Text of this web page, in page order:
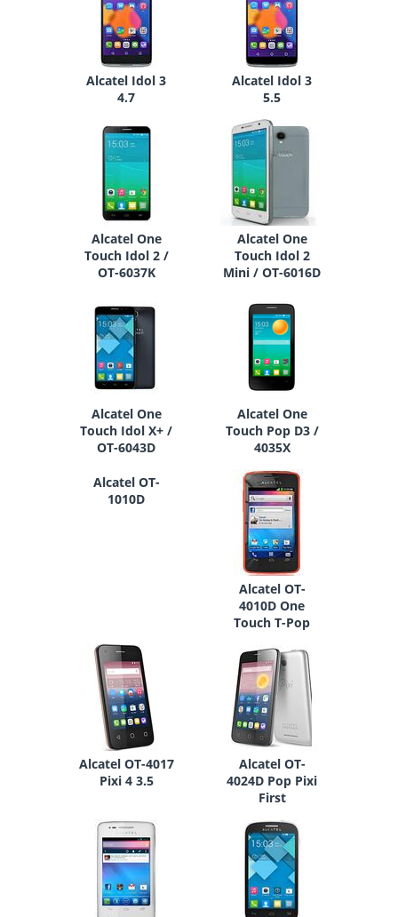
Alcatel Idol 3
4.7
Alcatel Idol 3
5.5
Alcatel One
Touch Idol 2 /
OT-6037K
Alcatel One
Touch Idol 2
Mini / OT-6016D
Alcatel One
Touch Idol X+ /
OT-6043D
Alcatel One
Touch Pop D3 /
4035X
Alcatel OT-
1010D
Alcatel OT-
4010D One
Touch T-Pop
Alcatel OT-4017
Pixi 4 3.5
Alcatel OT-
4024D Pop Pixi
First